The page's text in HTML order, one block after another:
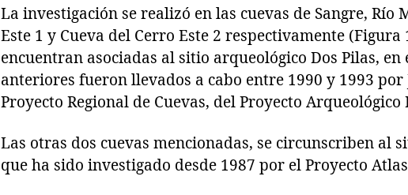
La investigación se realizó en las cuevas de Sangre, Río
Este 1 y Cueva del Cerro Este 2 respectivamente
encuentran asociadas al sitio arqueológico Dos Pilas,
anteriores fueron llevados a cabo entre 1990 y 1993
Proyecto Regional de Cuevas, del Proyecto Arqueológico
Las otras dos cuevas mencionadas, se circunscriben al
que ha sido investigado desde 1987 por el Proyecto